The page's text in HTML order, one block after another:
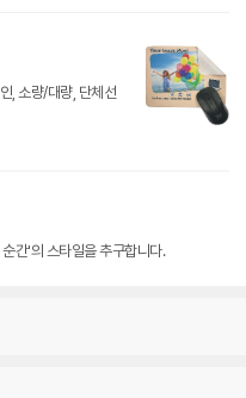
, 소량/대량, 단체선
간'의 스타일을 추구합니다.